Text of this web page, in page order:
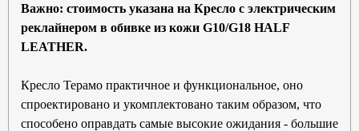
Важно: стоимость указана на Кресло с электрическим
реклайнером в обивке из кожи G10/G18 HALF
LEATHER.
Кресло Терамо практичное и функциональное, оно
спроектировано и укомплектовано таким образом, что
способено оправдать самые высокие ожидания - большие